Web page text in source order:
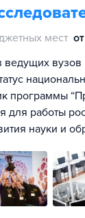
мест
программы
работы
науки и